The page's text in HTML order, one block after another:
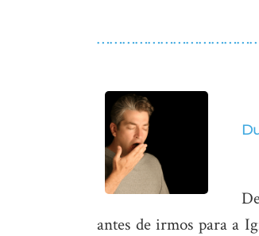
antes de irmos para a